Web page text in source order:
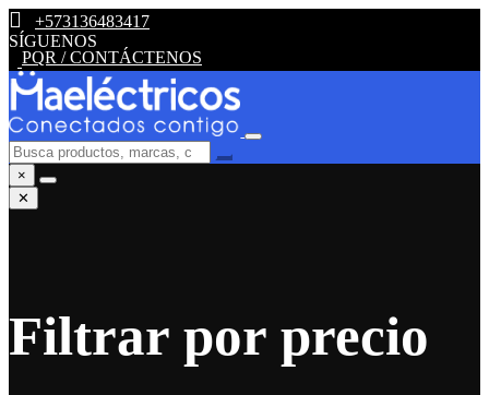
+573136483417
SÍGUENOS
PQR / CONTÁCTENOS
×
✕
Filtrar por precio